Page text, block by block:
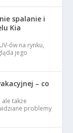
spalanie i
Kia
ów na rynku,
jego
– co
także
problemy